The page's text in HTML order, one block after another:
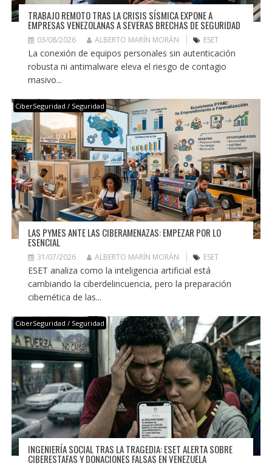
TRABAJO REMOTO TRAS LA CRISIS SÍSMICA EXPONE A
EMPRESAS VENEZOLANAS A SEVERAS BRECHAS DE SEGURIDAD
03/08/2026 ALBERTO MARÍN MORÁN ESET
La conexión de equipos personales sin autenticación
robusta ni antimalware eleva el riesgo de contagio
masivo...
CiberSeguridad / Seguridad
LAS PYMES ANTE LAS CIBERAMENAZAS: EMPEZAR POR LO
ESENCIAL
31/07/2026 ALBERTO MARÍN MORÁN ESET
ESET analiza como la inteligencia artificial está
cambiando la ciberdelincuencia, pero la preparación
cibernética de las...
CiberSeguridad / Seguridad
INGENIERÍA SOCIAL TRAS LA TRAGEDIA: ESET ALERTA SOBRE
CIBERESTAFAS Y DONACIONES FALSAS EN VENEZUELA